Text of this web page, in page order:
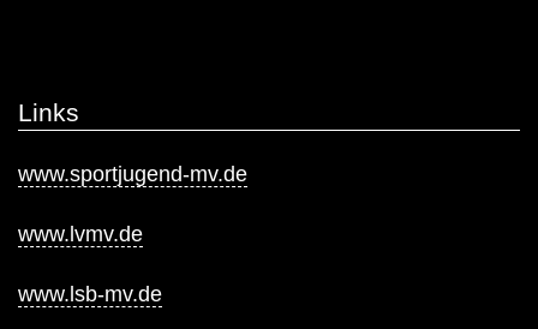
Links
www.sportjugend-mv.de
www.lvmv.de
www.lsb-mv.de